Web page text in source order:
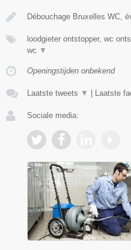
Débouchage Bruxelles WC,
loodgieter ontstopper, wc
wc ▼
Openingstijden onbekend
Laatste tweets ▼ | Laatste
Sociale media: